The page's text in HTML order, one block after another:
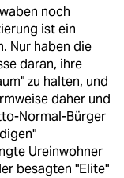
noch
ist ein
Nur haben die
daran, ihre
zu halten, und
daher und
Normal-Bürger
Ureinwohner
besagten "Elite"